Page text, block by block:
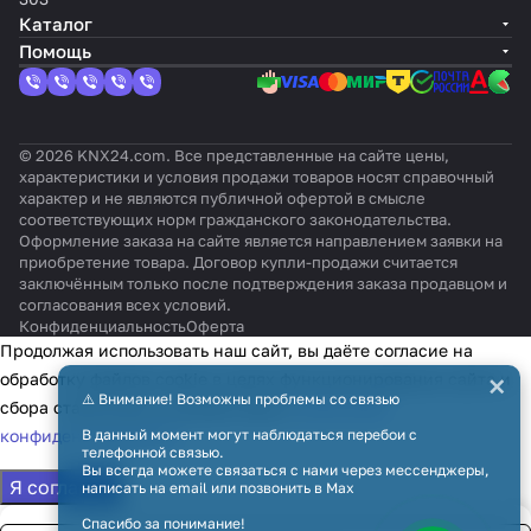
KNXs-DX-
FM
Каталог
Помощь
© 2026 KNX24.com. Все представленные на сайте цены,
характеристики и условия продажи товаров носят справочный
характер и не являются публичной офертой в смысле
соответствующих норм гражданского законодательства.
Оформление заказа на сайте является направлением заявки на
приобретение товара. Договор купли-продажи считается
заключённым только после подтверждения заказа продавцом и
согласования всех условий.
КонфиденциальностьОферта
⚠️ Внимание! Возможны проблемы со связью
В данный момент могут наблюдаться перебои с
телефонной связью.
Вы всегда можете связаться с нами через мессенджеры,
написать на email или позвонить в Max
Спасибо за понимание!
×
Продолжая использовать наш сайт, вы даёте согласие на
обработку файлов cookie в целях функционирования сайта и
сбора статистики в соответствии сполитикой
конфиденциальности
Я согласен